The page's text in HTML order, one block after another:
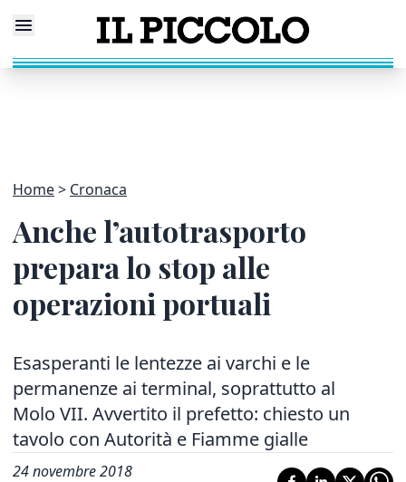
Home Cronaca
Anche l’autotrasporto
prepara lo stop alle
operazioni portuali
Esasperanti le lentezze ai varchi e le
permanenze ai terminal, soprattutto al
Molo VII. Avvertito il prefetto: chiesto un
tavolo con Autorità e Fiamme gialle
24 novembre 2018